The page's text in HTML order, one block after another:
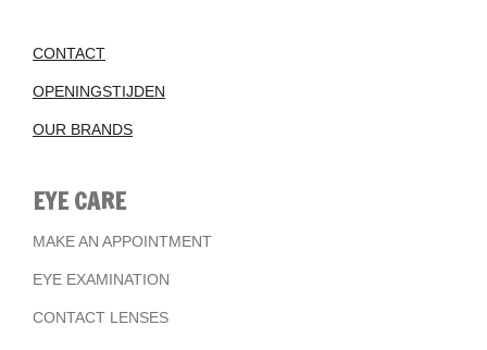
CONTACT
OPENINGSTIJDEN
OUR BRANDS
EYE CARE
MAKE AN APPOINTMENT
EYE EXAMINATION
CONTACT LENSES